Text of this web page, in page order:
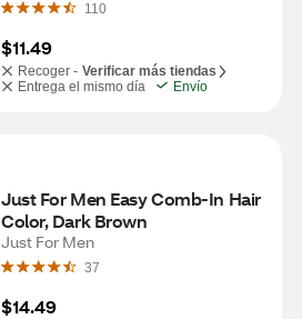
110
$11.49
Recoger - Verificar más tiendas
Entrega el mismo día
Envío
Just For Men Easy Comb-In Hair
Color, Dark Brown
Just For Men
37
$14.49